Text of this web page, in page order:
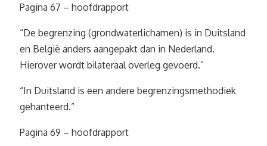
Pagina 67 – hoofdrapport
“De begrenzing (grondwaterlichamen) is in Duitsland
en België anders aangepakt dan in Nederland.
Hierover wordt bilateraal overleg gevoerd.”
“In Duitsland is een andere begrenzingsmethodiek
gehanteerd.”
Pagina 69 – hoofdrapport